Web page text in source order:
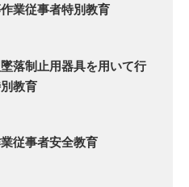
業従事者特別教育
落制止用器具を用いて行
教育
従事者安全教育